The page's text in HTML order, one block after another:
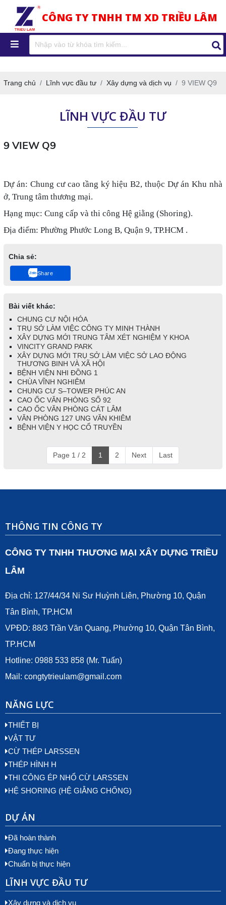
CÔNG TY TNHH TM XD TRIỀU LÂM
Trang chủ Lĩnh vực đầu tư Xây dựng và dịch vụ 9 VIEW Q9
LĨNH VỰC ĐẦU TƯ
9 VIEW Q9
Dự án: Chung cư cao tầng ký hiệu B2, thuộc Dự án Khu nhà
ở, Trung tâm thương mại.
Hạng mục: Cung cấp và thi công Hệ giằng (Shoring).
Địa điểm: Phường Phước Long B, Quận 9, TP.HCM .
Chia sẻ:
Share
Bài viết khác:
CHUNG CƯ NỘI HÓA
TRỤ SỞ LÀM VIỆC CÔNG TY MINH THÀNH
XÂY DỰNG MỚI TRUNG TÂM XÉT NGHIỆM Y KHOA
VINCITY GRAND PARK
XÂY DỰNG MỚI TRỤ SỞ LÀM VIỆC SỞ LAO ĐỘNG
THƯƠNG BINH VÀ XÃ HỘI
BỆNH VIỆN NHI ĐỒNG 1
CHÙA VĨNH NGHIÊM
CHUNG CƯ S–TOWER PHÚC AN
CAO ỐC VĂN PHÒNG SỐ 92
CAO ỐC VĂN PHÒNG CÁT LÂM
VĂN PHÒNG 127 UNG VĂN KHIÊM
BỆNH VIỆN Y HỌC CỔ TRUYỀN
Page 1 / 2 1 2 Next Last
THÔNG TIN CÔNG TY
CÔNG TY TNHH THƯƠNG MẠI XÂY DỰNG TRIỀU
LÂM
Địa chỉ: 127/44/34 Ni Sư Huỳnh Liên, Phường 10, Quận
Tân Bình, TP.HCM
VPĐD: 88/3 Trần Văn Quang, Phường 10, Quận Tân Bình,
TP.HCM
Hotline: 0988 533 858 (Mr. Tuấn)
Mail: congtytrieulam@gmail.com
NĂNG LỰC
THIẾT BỊ
VẬT TƯ
CỪ THÉP LARSSEN
THÉP HÌNH H
THI CÔNG ÉP NHỔ CỪ LARSSEN
HỆ SHORING (HỆ GIẰNG CHỐNG)
DỰ ÁN
Đã hoàn thành
Đang thực hiện
Chuẩn bị thực hiện
LĨNH VỰC ĐẦU TƯ
Xây dựng và dịch vụ